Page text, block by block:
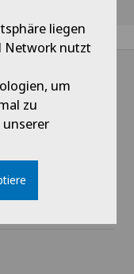
liegen
Network nutzt
um
zu
unserer